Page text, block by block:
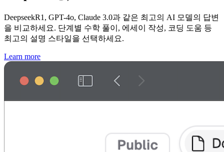
DeepseekR1, GPT-4o, Claude 3.0과 같은 최고의 AI 모델의 답변
을 비교하세요. 단계별 수학 풀이, 에세이 작성, 코딩 도움 등
최고의 설명 스타일을 선택하세요.
Learn more